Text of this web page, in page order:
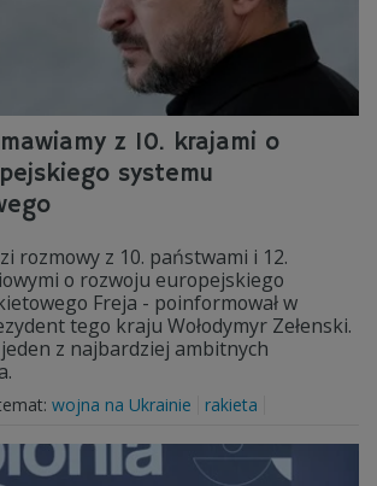
z 10. krajami o
systemu
rozmowy z 10. państwami i 12.
o rozwoju europejskiego
Freja - poinformował w
tego kraju Wołodymyr Zełenski.
jeden z najbardziej ambitnych
wojna na Ukrainie rakieta